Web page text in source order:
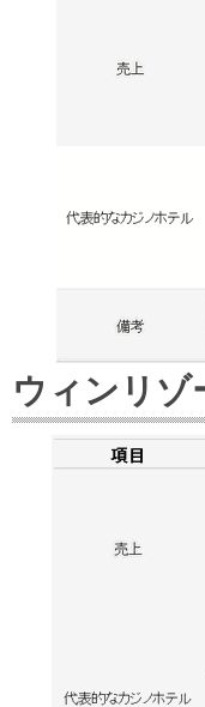
ウィンリゾ